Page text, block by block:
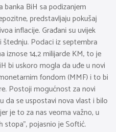
banka BiH sa podizanjem
predstavljaju pokušaj
inflacije. Građani su uvijek
štednju. Podaci iz septembra
iznose 14,2 milijarde KM, to je
bi uskoro mogla da uđe u novi
fondom (MMF) i to bi
Postoji mogućnost za novi
da se uspostavi nova vlast i bilo
je to za nas veoma važno, u
pojasnio je Softić.